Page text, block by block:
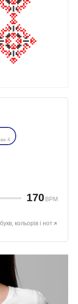
4
170 BPM
кольорів і нот